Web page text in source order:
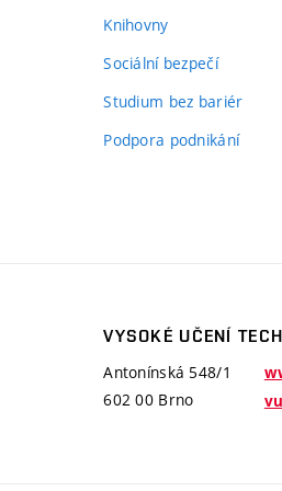
Knihovny(externí
Sociální bezpečí
Studium bez bariér
Podpora podnikání
VYSOKÉ UČENÍ
Antonínská 548/1
602 00 Brno